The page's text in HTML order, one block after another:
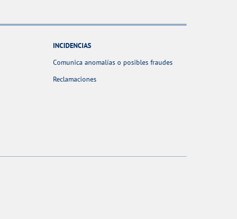
INCIDENCIAS
Comunica anomalías o posibles fraudes
Reclamaciones